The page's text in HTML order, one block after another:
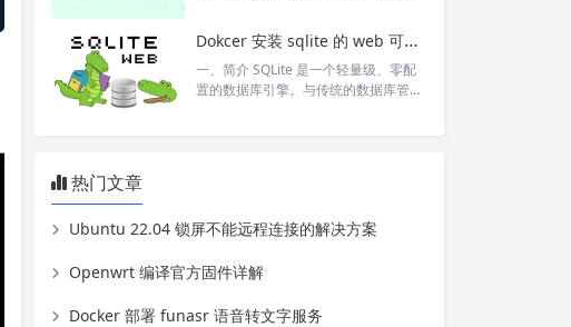
了，跑跑下载还是可以的。 之前其实也
看见过很多使用 cf 的 worker ...
og 中显示请求为 200，但 error.log 中
报错 connect() failed (111: Connectio
n refused)。 后百度得知答案，Conne
ction refused 报错很大概率是 CGI 出
Dokcer 安装 sqlite 的 web 可视化工具
一、简介 SQLite 是一个轻量级、零配
置的数据库引擎。与传统的数据库管理
安装 sqlite-web 解决。 二、安装和使
...
热门文章
Ubuntu 22.04 锁屏不能远程连接的解决方案
Openwrt 编译官方固件详解
Docker 部署 funasr 语音转文字服务